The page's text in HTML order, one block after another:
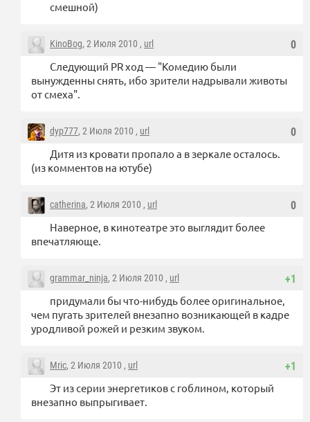
смешной)
0
KinoBog, 2 Июля 2010 , url
Следующий PR ход — "Комедию были
вынужденны снять, ибо зрители надрывали животы
от смеха".
0
dyp777, 2 Июля 2010 , url
Дитя из кровати пропало а в зеркале осталось.
(из комментов на ютубе)
0
catherina, 2 Июля 2010 , url
Наверное, в кинотеатре это выглядит более
впечатляюще.
+1
grammar_ninja, 2 Июля 2010 , url
придумали бы что-нибудь более оригинальное,
чем пугать зрителей внезапно возникающей в кадре
уродливой рожей и резким звуком.
+1
Mric, 2 Июля 2010 , url
Эт из серии энергетиков с гоблином, который
внезапно выпрыгивает.